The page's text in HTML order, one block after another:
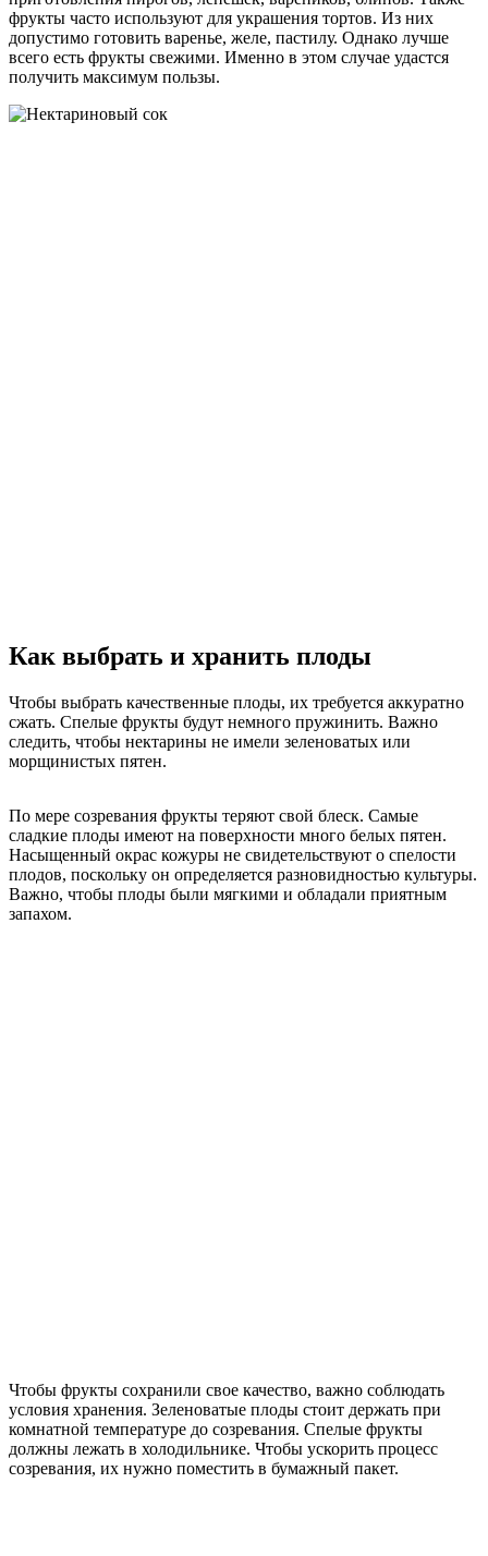
фрукты часто используют для украшения тортов. Из них
допустимо готовить варенье, желе, пастилу. Однако лучше
всего есть фрукты свежими. Именно в этом случае удастся
получить максимум пользы.
Как выбрать и хранить плоды
Чтобы выбрать качественные плоды, их требуется аккуратно
сжать. Спелые фрукты будут немного пружинить. Важно
следить, чтобы нектарины не имели зеленоватых или
морщинистых пятен.
По мере созревания фрукты теряют свой блеск. Самые
сладкие плоды имеют на поверхности много белых пятен.
Насыщенный окрас кожуры не свидетельствуют о спелости
плодов, поскольку он определяется разновидностью культуры.
Важно, чтобы плоды были мягкими и обладали приятным
запахом.
Чтобы фрукты сохранили свое качество, важно соблюдать
условия хранения. Зеленоватые плоды стоит держать при
комнатной температуре до созревания. Спелые фрукты
должны лежать в холодильнике. Чтобы ускорить процесс
созревания, их нужно поместить в бумажный пакет.